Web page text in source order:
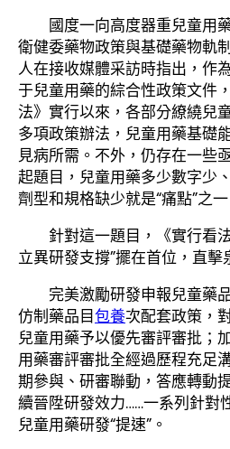
國度一向高度器重兒童用
衛健委藥物政策與基礎藥物軌
人在接收媒體采訪時指出，作
于兒童用藥的綜合性政策文件
法》實行以來，各部分繚繞兒
多項政策辦法，兒童用藥基礎
見病所需。不外，仍存在一些
起題目，兒童用藥多少數字少
劑型和規格缺少就是“痛點”之一
針對這一題目，《實行看
立異研發支撐”擺在首位，直擊
完美激勵研發申報兒童藥
仿制藥品目包養次配套政策，
兒童用藥予以優先審評審批；
用藥審評審批全經過歷程充足
期參與、研審聯動，答應轉動
續晉陞研發效力……一系列針對
兒童用藥研發“提速”。